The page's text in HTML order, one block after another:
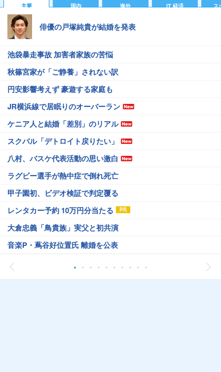
主要 国内 海外 IT 経済 ス
俳優の戸塚純貴が結婚を発表
池袋暴走事故 加害者家族の苦悩
秋篠宮家が「ご静養」されない訳
円安影響考えず 豪遊する家庭も
JR横浜線で居眠りのオーバーラン
ケニア人と結婚「差別」のリアル
スクバル「デトロイト戻りたい」
八村、バスケ代表活動の思い激白
ラグビー選手が熱中症で倒れ死亡
甲子園初、ビデオ検証で判定覆る
レンタカー予約 10万円分当たる
大倉忠義「鳥貴族」実父と初共演
音楽P・蔦谷好位置氏 離婚を公表